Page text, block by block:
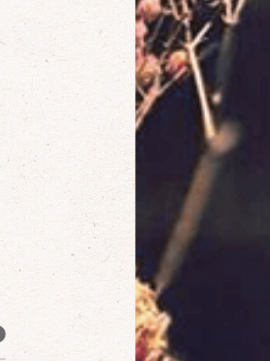
取消